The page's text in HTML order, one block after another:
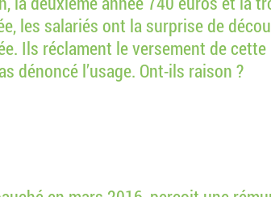
les salariés ont la surprise de
Ils réclament le versement de
dénoncé l’usage. Ont-ils raison ?